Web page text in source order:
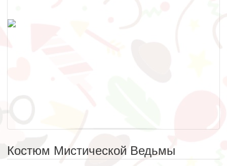
Костюм Мистической Ведьмы